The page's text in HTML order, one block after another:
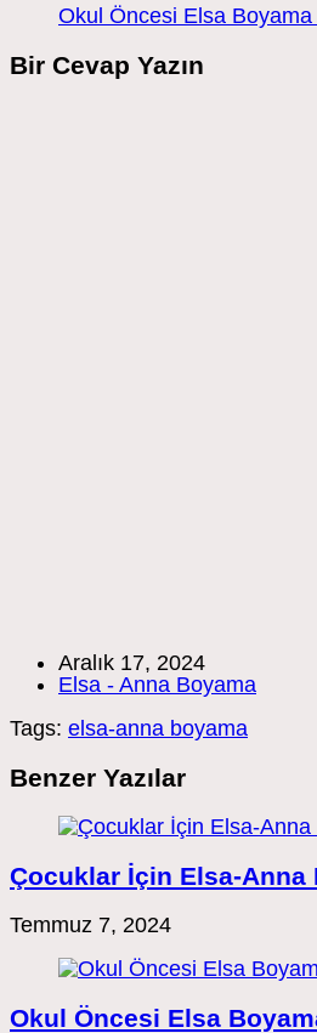
Okul Öncesi Elsa Boyama
Bir Cevap Yazın
Post
published:
Aralık 17, 2024
Post
Elsa - Anna Boyama
Tags: elsa-anna boyama
Benzer Yazılar
Çocuklar İçin Elsa-
Temmuz 7, 2024
Okul Öncesi Elsa